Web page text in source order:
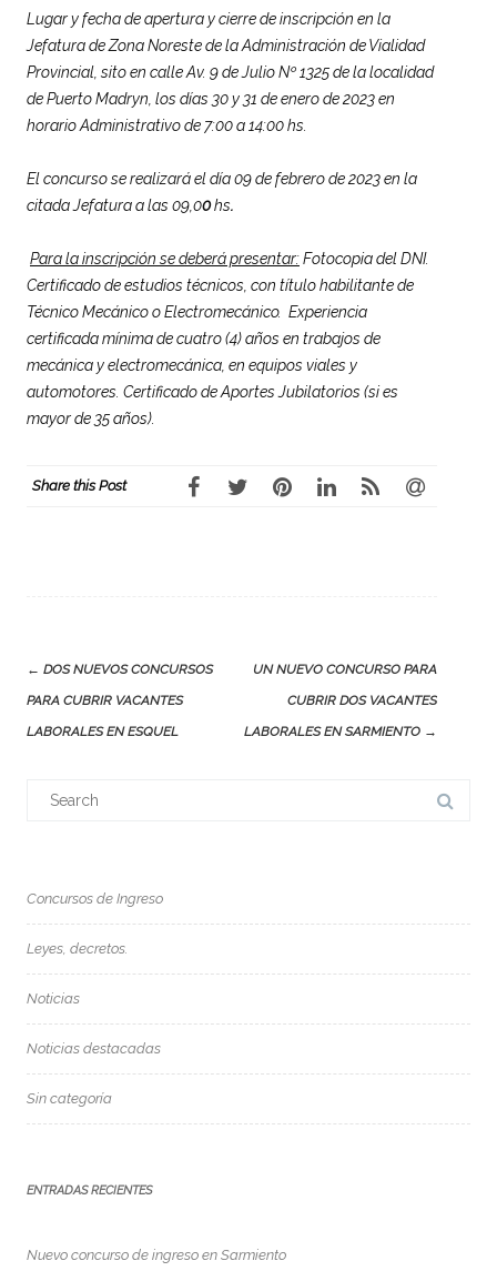
Lugar y fecha de apertura y cierre de inscripción en la
Jefatura de Zona Noreste de la Administración de Vialidad
Provincial, sito en calle Av. 9 de Julio Nº 1325 de la localidad
de Puerto Madryn, los días 30 y 31 de enero de 2023 en
horario Administrativo de 7:00 a 14:00 hs.
El concurso se realizará el día 09 de febrero de 2023 en la
citada Jefatura a las 09,00hs.
Para la inscripción se deberá presentar:Fotocopia del DNI.
Certificado de estudios técnicos, con título habilitante de
Técnico Mecánico o Electromecánico. Experiencia
certificada mínima de cuatro (4) años en trabajos de
mecánica y electromecánica, en equipos viales y
automotores. Certificado de Aportes Jubilatorios (si es
mayor de 35 años).
Share this Post
Post
navigation
← DOS NUEVOS CONCURSOS
PARA CUBRIR VACANTES
LABORALES EN ESQUEL
UN NUEVO CONCURSO PARA
CUBRIR DOS VACANTES
LABORALES EN SARMIENTO →
Concursos de Ingreso
Leyes, decretos.
Noticias
Noticias destacadas
Sin categoría
ENTRADAS RECIENTES
Nuevo concurso de ingreso en Sarmiento